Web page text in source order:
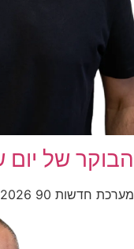
הבוקר של יום
מערכת חדשות 90